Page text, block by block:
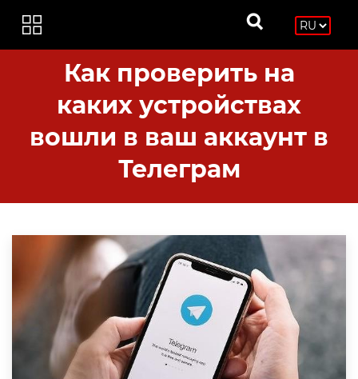
Как проверить на
каких устройствах
вошли в ваш аккаунт в
Телеграм